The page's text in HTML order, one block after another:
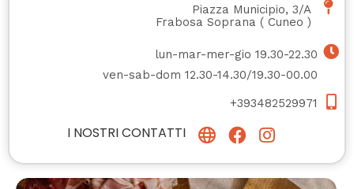
Piazza Municipio, 3/A
Frabosa Soprana ( Cuneo )
lun-mar-mer-gio 19.30-22.30
ven-sab-dom 12.30-14.30/19.30-00.00
+393482529971
I NOSTRI CONTATTI